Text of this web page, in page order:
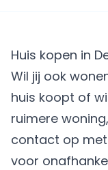
Huis kopen in
Wil jij ook
huis koopt of
ruimere
contact op met
voor